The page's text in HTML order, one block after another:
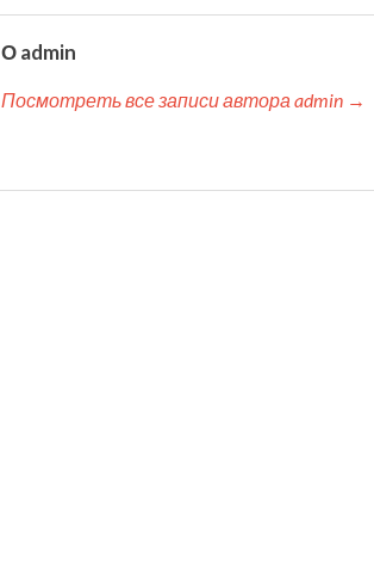
О admin
Посмотреть все записи автора admin →